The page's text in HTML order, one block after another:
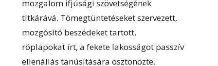
mozgalom ifjúsági szövetségének
titkárává. Tömegtüntetéseket szervezett,
mozgósító beszédeket tartott,
röplapokat írt, a fekete lakosságot passzív
ellenállás tanúsítására ösztönözte.